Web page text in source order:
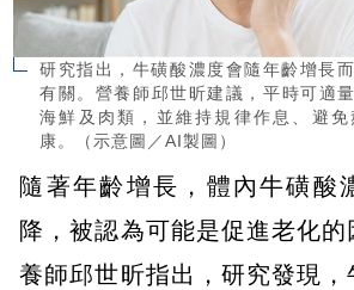
研究指出，牛磺酸濃度會隨年齡增長
有關。營養師邱世昕建議，平時可適
海鮮及肉類，並維持規律作息、避
康。（示意圖／AI製圖）
隨著年齡增長，體內牛磺酸
降，被認為可能是促進老化
養師邱世昕指出，研究發現